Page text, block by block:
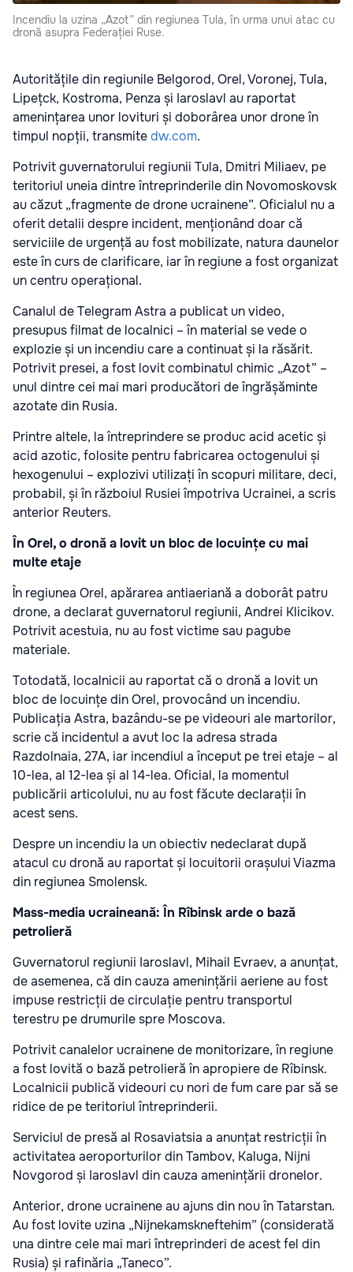
Incendiu la uzina „Azot” din regiunea Tula, în urma unui atac cu
dronă asupra Federației Ruse.
Autoritățile din regiunile Belgorod, Orel, Voronej, Tula,
Lipețck, Kostroma, Penza și Iaroslavl au raportat
amenințarea unor lovituri și doborârea unor drone în
timpul nopții, transmitedw.com.
Potrivit guvernatorului regiunii Tula, Dmitri Miliaev, pe
teritoriul uneia dintre întreprinderile din Novomoskovsk
au căzut „fragmente de drone ucrainene”. Oficialul nu a
oferit detalii despre incident, menționând doar că
serviciile de urgență au fost mobilizate, natura daunelor
este în curs de clarificare, iar în regiune a fost organizat
un centru operațional.
Canalul de Telegram Astra a publicat un video,
presupus filmat de localnici – în material se vede o
explozie și un incendiu care a continuat și la răsărit.
Potrivit presei, a fost lovit combinatul chimic „Azot” –
unul dintre cei mai mari producători de îngrășăminte
azotate din Rusia.
Printre altele, la întreprindere se produc acid acetic și
acid azotic, folosite pentru fabricarea octogenului și
hexogenului – explozivi utilizați în scopuri militare, deci,
probabil, și în războiul Rusiei împotriva Ucrainei, a scris
anterior Reuters.
În Orel, o dronă a lovit un bloc de locuințe cu mai
multe etaje
În regiunea Orel, apărarea antiaeriană a doborât patru
drone, a declarat guvernatorul regiunii, Andrei Klicikov.
Potrivit acestuia, nu au fost victime sau pagube
materiale.
Totodată, localnicii au raportat că o dronă a lovit un
bloc de locuințe din Orel, provocând un incendiu.
Publicația Astra, bazându-se pe videouri ale martorilor,
scrie că incidentul a avut loc la adresa strada
Razdolnaia, 27A, iar incendiul a început pe trei etaje – al
10-lea, al 12-lea și al 14-lea. Oficial, la momentul
publicării articolului, nu au fost făcute declarații în
acest sens.
Despre un incendiu la un obiectiv nedeclarat după
atacul cu dronă au raportat și locuitorii orașului Viazma
din regiunea Smolensk.
Mass-media ucraineană: În Rîbinsk arde o bază
petrolieră
Guvernatorul regiunii Iaroslavl, Mihail Evraev, a anunțat,
de asemenea, că din cauza amenințării aeriene au fost
impuse restricții de circulație pentru transportul
terestru pe drumurile spre Moscova.
Potrivit canalelor ucrainene de monitorizare, în regiune
a fost lovită o bază petrolieră în apropiere de Rîbinsk.
Localnicii publică videouri cu nori de fum care par să se
ridice de pe teritoriul întreprinderii.
Serviciul de presă al Rosaviatsia a anunțat restricții în
activitatea aeroporturilor din Tambov, Kaluga, Nijni
Novgorod și Iaroslavl din cauza amenințării dronelor.
Anterior, drone ucrainene au ajuns din nou în Tatarstan.
Au fost lovite uzina „Nijnekamskneftehim” (considerată
una dintre cele mai mari întreprinderi de acest fel din
Rusia) și rafinăria „Taneco”.